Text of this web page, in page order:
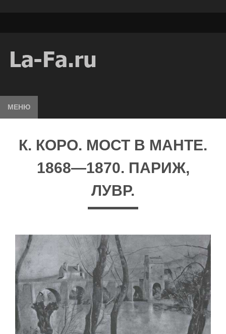
МЕНЮ
К. КОРО. МОСТ В МАНТЕ.
1868—1870. ПАРИЖ,
ЛУВР.